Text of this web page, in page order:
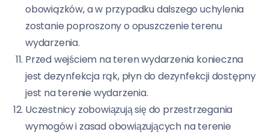
obowiązków, a w przypadku dalszego uchylenia
zostanie poproszony o opuszczenie terenu
wydarzenia.
Przed wejściem na teren wydarzenia konieczna
jest dezynfekcja rąk, płyn do dezynfekcji dostępny
jest na terenie wydarzenia.
Uczestnicy zobowiązują się do przestrzegania
wymogów i zasad obowiązujących na terenie